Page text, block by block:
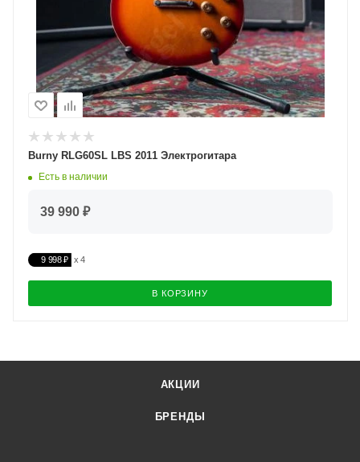
Burny RLG60SL LBS 2011 Электрогитара
Есть в наличии
39 990 ₽
9 998 ₽
В КОРЗИНУ
АКЦИИ
БРЕНДЫ